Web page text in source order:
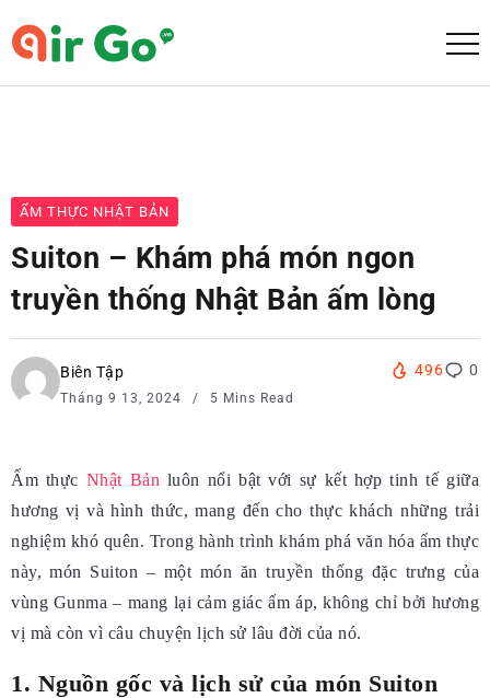
ẨM THỰC NHẬT BẢN
Suiton – Khám phá món ngon
truyền thống Nhật Bản ấm lòng
Biên Tập
Tháng 9 13, 2024 5 Mins Read
496 0
Ẩm thực Nhật Bản luôn nổi bật với sự kết hợp tinh tế giữa
hương vị và hình thức, mang đến cho thực khách những trải
nghiệm khó quên. Trong hành trình khám phá văn hóa ẩm thực
này, món Suiton – một món ăn truyền thống đặc trưng của
vùng Gunma – mang lại cảm giác ấm áp, không chỉ bởi hương
vị mà còn vì câu chuyện lịch sử lâu đời của nó.
1. Nguồn gốc và lịch sử của món Suiton